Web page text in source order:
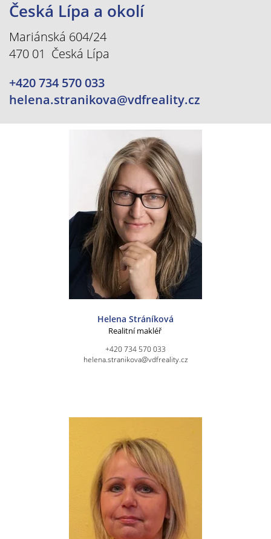
Česká Lípa a okolí
Mariánská 604/24
470 01 Česká Lípa
+420 734 570 033
helena.stranikova@vdfreality.cz
Helena Stráníková
Realitní makléř
+420 734 570 033
helena.stranikova@vdfreality.cz